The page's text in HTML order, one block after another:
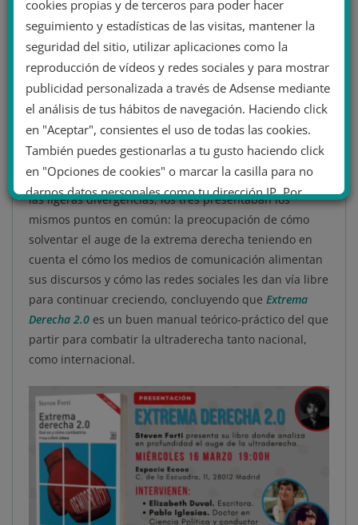
mentira forma parte de la práctica periodística» en
España.
En este punto, los tres expertos comenzaron a
intercambiar argumentos al respecto.
El evento pasó
de ser una tertulia a un enriquecedor debate donde
todo el público estaba expectante
otros tomaban nota y el resto simplemente prestaban
mucha atención y asentían con la cabeza. Duval,
Iglesias y Forti tenían argumentos de oro y, a pesar de
las ligeras divergencias, los tres presentaban los
mismos puntos en común: la preocupación de cómo
solventar el auge de la extrema derecha teniendo en
cuenta el cómo los medios de comunicación alimentan
sus discursos y cómo las redes sociales les dan vía libre
para continuar creciendo, concluyendo que Extrema
Derecha 2.0 es un buen manual teórico-práctico del que
partir para combatir la ultraderecha tanto nacional,
como internacional.
cookies propias y de terceros para poder hacer
seguimiento y estadísticas de las visitas, mantener la
seguridad del sitio, utilizar aplicaciones como la
reproducción de vídeos y redes sociales y para mostrar
publicidad personalizada a través de Adsense mediante
el análisis de tus hábitos de navegación. Haciendo click
en "Aceptar", consientes el uso de todas las cookies.
También puedes gestionarlas a tu gusto haciendo click
en "Opciones de cookies" o marcar la casilla para no
darnos datos personales como tu dirección IP. Por
último, puedes leer nuestra Política de cookies.
No dar mi información personal
Opciones de cookies Aceptar cookies
Rechazar cookies Política de cookies